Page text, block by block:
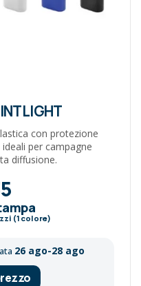
con protezione
per campagne
diffusione.
(1 colore)
26 ago-28 ago